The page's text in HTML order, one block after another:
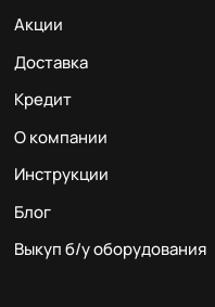
Акции
Доставка
Кредит
О компании
Инструкции
Блог
Выкуп б/у оборудования